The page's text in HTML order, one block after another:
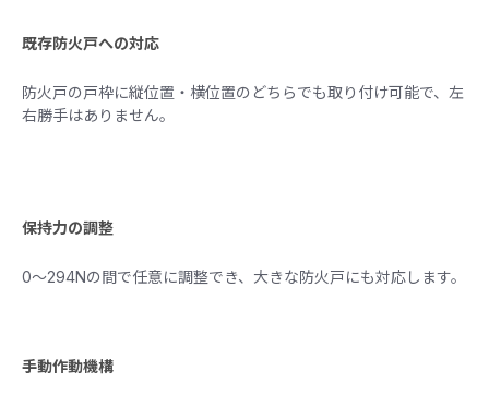
既存防火戸への対応
防火戸の戸枠に縦位置・横位置のどちらでも取り付け可能で、左
右勝手はありません。​
保持力の調整
0～294Nの間で任意に調整でき、大きな防火戸にも対応します。​
手動作動機構